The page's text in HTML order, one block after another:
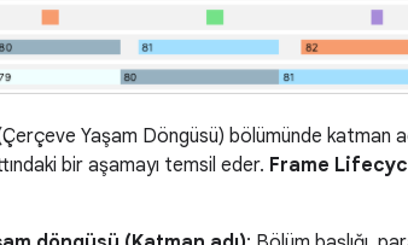
Yaşam Döngüsü) bölümünde katman
bir aşamayı temsil eder. Frame